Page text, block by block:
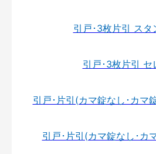
引戸･3枚片引 スタ
引戸･3枚片引 セ
引戸･片引(カマ錠なし･カマ
引戸･片引(カマ錠なし･カ